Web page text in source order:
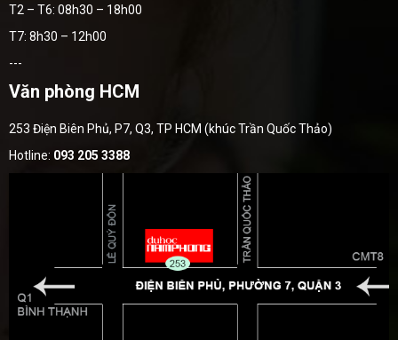
T2 – T6: 08h30 – 18h00
T7: 8h30 – 12h00
---
Văn phòng HCM
253 Điện Biên Phủ, P7, Q3, TP HCM (khúc Trần Quốc Thảo)
Hotline: 093 205 3388